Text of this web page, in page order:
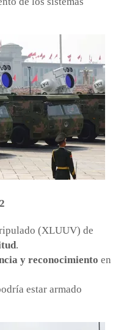
(XLUUV) de
.
y reconocimiento en
estar armado